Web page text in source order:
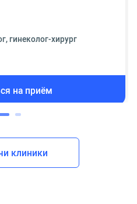
гинеколог-хирург
на приём
клиники